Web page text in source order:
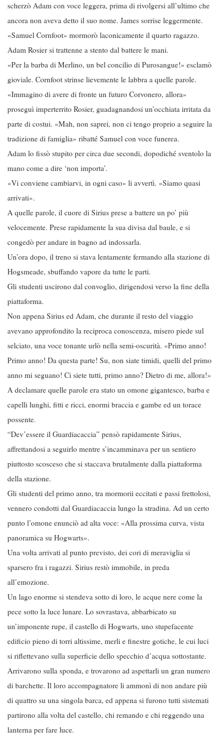
scherzò Adam con voce leggera, prima di rivolgersi all’ultimo che
ancora non aveva detto il suo nome. James sorrise leggermente.
«Samuel Cornfoot» mormorò laconicamente il quarto ragazzo.
Adam Rosier si trattenne a stento dal battere le mani.
«Per la barba di Merlino, un bel concilio di Purosangue!» esclamò
gioviale. Cornfoot strinse lievemente le labbra a quelle parole.
«Immagino di avere di fronte un futuro Corvonero, allora»
proseguì imperterrito Rosier, guadagnandosi un’occhiata irritata da
parte di costui. «Mah, non saprei, non ci tengo proprio a seguire la
tradizione di famiglia» ribatté Samuel con voce funerea.
Adam lo fissò stupito per circa due secondi, dopodiché sventolo la
mano come a dire ‘non importa’.
«Vi conviene cambiarvi, in ogni caso» li avvertì. «Siamo quasi
arrivati».
A quelle parole, il cuore di Sirius prese a battere un po’ più
velocemente. Prese rapidamente la sua divisa dal baule, e si
congedò per andare in bagno ad indossarla.
Un’ora dopo, il treno si stava lentamente fermando alla stazione di
Hogsmeade, sbuffando vapore da tutte le parti.
Gli studenti uscirono dal convoglio, dirigendosi verso la fine della
piattaforma.
Non appena Sirius ed Adam, che durante il resto del viaggio
avevano approfondito la reciproca conoscenza, misero piede sul
selciato, una voce tonante urlò nella semi-oscurità. «Primo anno!
Primo anno! Da questa parte! Su, non siate timidi, quelli del primo
anno mi seguano! Ci siete tutti, primo anno? Dietro di me, allora!»
A declamare quelle parole era stato un omone gigantesco, barba e
capelli lunghi, fitti e ricci, enormi braccia e gambe ed un torace
possente.
“Dev’essere il Guardiacaccia” pensò rapidamente Sirius,
affrettandosi a seguirlo mentre s’incamminava per un sentiero
piuttosto scosceso che si staccava brutalmente dalla piattaforma
della stazione.
Gli studenti del primo anno, tra mormorii eccitati e passi frettolosi,
vennero condotti dal Guardiacaccia lungo la stradina. Ad un certo
punto l’omone enunciò ad alta voce: «Alla prossima curva, vista
panoramica su Hogwarts».
Una volta arrivati al punto previsto, dei cori di meraviglia si
sparsero fra i ragazzi. Sirius restò immobile, in preda
all’emozione.
Un lago enorme si stendeva sotto di loro, le acque nere come la
pece sotto la luce lunare. Lo sovrastava, abbarbicato su
un’imponente rupe, il castello di Hogwarts, uno stupefacente
edificio pieno di torri altissime, merli e finestre gotiche, le cui luci
si riflettevano sulla superficie dello specchio d’acqua sottostante.
Arrivarono sulla sponda, e trovarono ad aspettarli un gran numero
di barchette. Il loro accompagnatore li ammonì di non andare più
di quattro su una singola barca, ed appena si furono tutti sistemati
partirono alla volta del castello, chi remando e chi reggendo una
lanterna per fare luce.